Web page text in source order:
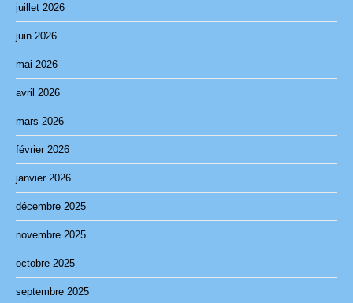
juillet 2026
juin 2026
mai 2026
avril 2026
mars 2026
février 2026
janvier 2026
décembre 2025
novembre 2025
octobre 2025
septembre 2025